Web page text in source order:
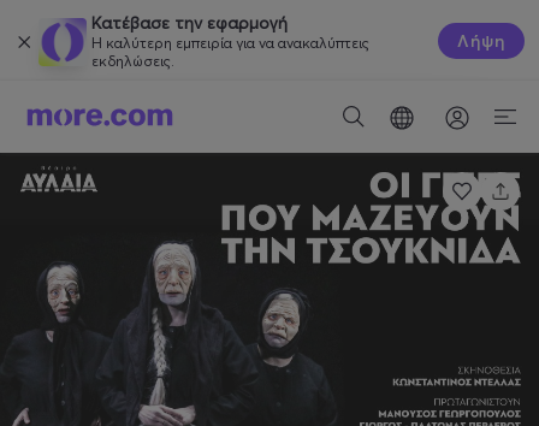
Κατέβασε την εφαρμογή
Η καλύτερη εμπειρία για να ανακαλύπτεις
εκδηλώσεις.
Λήψη